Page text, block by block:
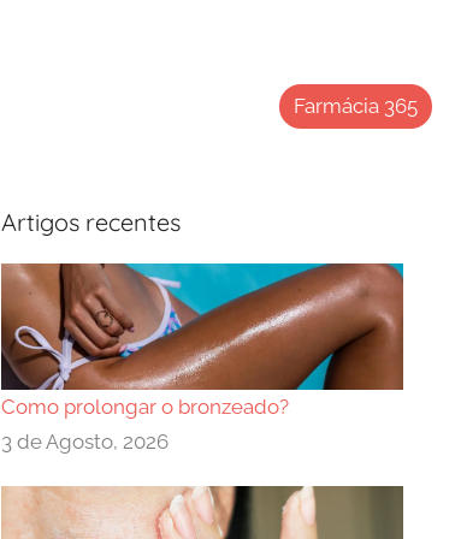
Farmácia 365
Artigos recentes
Como prolongar o bronzeado?
3 de Agosto, 2026